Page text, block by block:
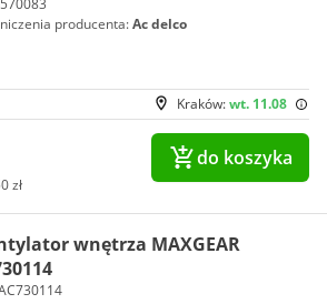
producenta:Ac delco
Kraków:wt. 11.08
zł
do koszyka
wnętrza MAXGEAR